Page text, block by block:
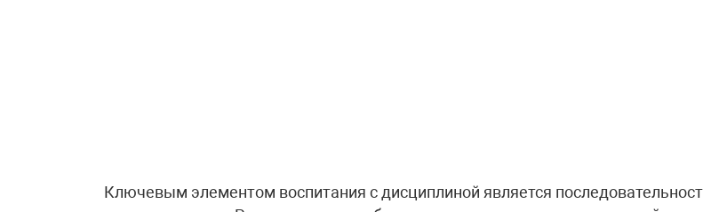
Ключевым элементом воспитания с дисциплиной является